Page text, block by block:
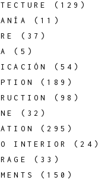
(129)
(11)
(37)
(5)
(54)
(189)
(98)
(32)
(295)
INTERIOR
(24)
(33)
(150)